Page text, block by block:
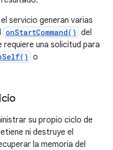
servicio generan varias
onStartCommand() del
requiere una solicitud para
o
su propio ciclo de
ni destruye el
la memoria del